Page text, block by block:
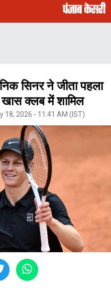
सिनर ने जीता पहला
क्लब में शामिल
18, 2026 - 11:41 AM (IST)